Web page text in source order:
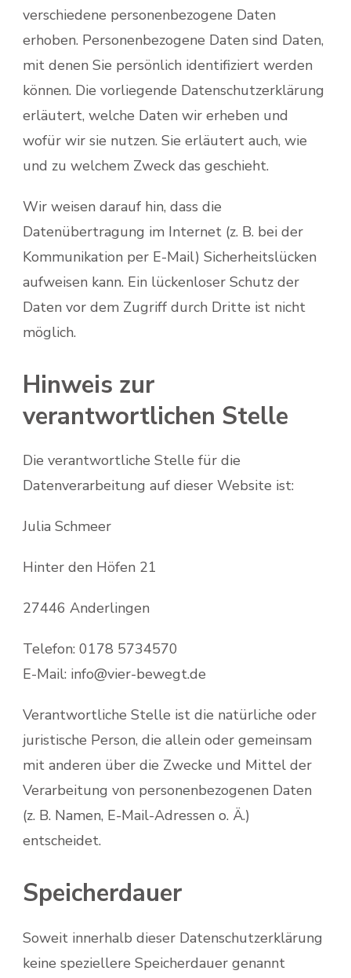
verschiedene personenbezogene Daten
erhoben. Personenbezogene Daten sind Daten,
mit denen Sie persönlich identifiziert werden
können. Die vorliegende Datenschutzerklärung
erläutert, welche Daten wir erheben und
wofür wir sie nutzen. Sie erläutert auch, wie
und zu welchem Zweck das geschieht.
Wir weisen darauf hin, dass die
Datenübertragung im Internet (z. B. bei der
Kommunikation per E-Mail) Sicherheitslücken
aufweisen kann. Ein lückenloser Schutz der
Daten vor dem Zugriff durch Dritte ist nicht
möglich.
Hinweis zur
verantwortlichen Stelle
Die verantwortliche Stelle für die
Datenverarbeitung auf dieser Website ist:
Julia Schmeer
Hinter den Höfen 21
27446 Anderlingen
Telefon: 0178 5734570
E-Mail: info@vier-bewegt.de
Verantwortliche Stelle ist die natürliche oder
juristische Person, die allein oder gemeinsam
mit anderen über die Zwecke und Mittel der
Verarbeitung von personenbezogenen Daten
(z. B. Namen, E-Mail-Adressen o. Ä.)
entscheidet.
Speicherdauer
Soweit innerhalb dieser Datenschutzerklärung
keine speziellere Speicherdauer genannt